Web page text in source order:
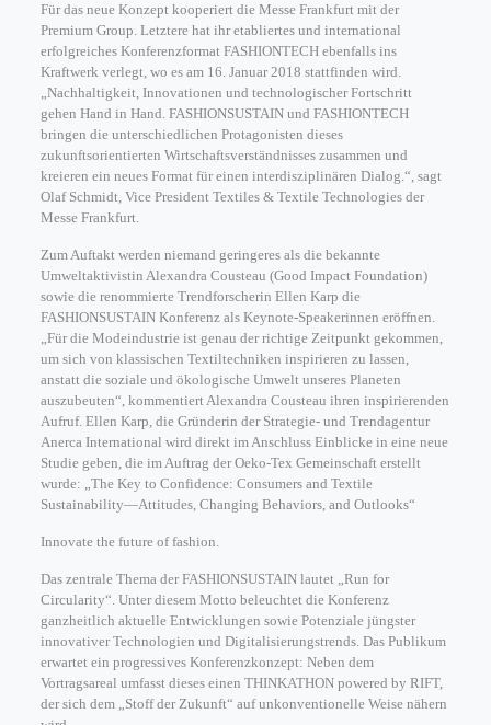
Für das neue Konzept kooperiert die Messe Frankfurt mit der
Premium Group. Letztere hat ihr etabliertes und international
erfolgreiches Konferenzformat FASHIONTECH ebenfalls ins
Kraftwerk verlegt, wo es am 16. Januar 2018 stattfinden wird.
„Nachhaltigkeit, Innovationen und technologischer Fortschritt
gehen Hand in Hand. FASHIONSUSTAIN und FASHIONTECH
bringen die unterschiedlichen Protagonisten dieses
zukunftsorientierten Wirtschaftsverständnisses zusammen und
kreieren ein neues Format für einen interdisziplinären Dialog.“, sagt
Olaf Schmidt, Vice President Textiles & Textile Technologies der
Messe Frankfurt.
Zum Auftakt werden niemand geringeres als die bekannte
Umweltaktivistin Alexandra Cousteau (Good Impact Foundation)
sowie die renommierte Trendforscherin Ellen Karp die
FASHIONSUSTAIN Konferenz als Keynote-Speakerinnen eröffnen.
„Für die Modeindustrie ist genau der richtige Zeitpunkt gekommen,
um sich von klassischen Textiltechniken inspirieren zu lassen,
anstatt die soziale und ökologische Umwelt unseres Planeten
auszubeuten“, kommentiert Alexandra Cousteau ihren inspirierenden
Aufruf. Ellen Karp, die Gründerin der Strategie- und Trendagentur
Anerca International wird direkt im Anschluss Einblicke in eine neue
Studie geben, die im Auftrag der Oeko-Tex Gemeinschaft erstellt
wurde: „The Key to Confidence: Consumers and Textile
Sustainability—Attitudes, Changing Behaviors, and Outlooks“
Innovate the future of fashion.
Das zentrale Thema der FASHIONSUSTAIN lautet „Run for
Circularity“. Unter diesem Motto beleuchtet die Konferenz
ganzheitlich aktuelle Entwicklungen sowie Potenziale jüngster
innovativer Technologien und Digitalisierungstrends. Das Publikum
erwartet ein progressives Konferenzkonzept: Neben dem
Vortragsareal umfasst dieses einen THINKATHON powered by RIFT,
der sich dem „Stoff der Zukunft“ auf unkonventionelle Weise nähern